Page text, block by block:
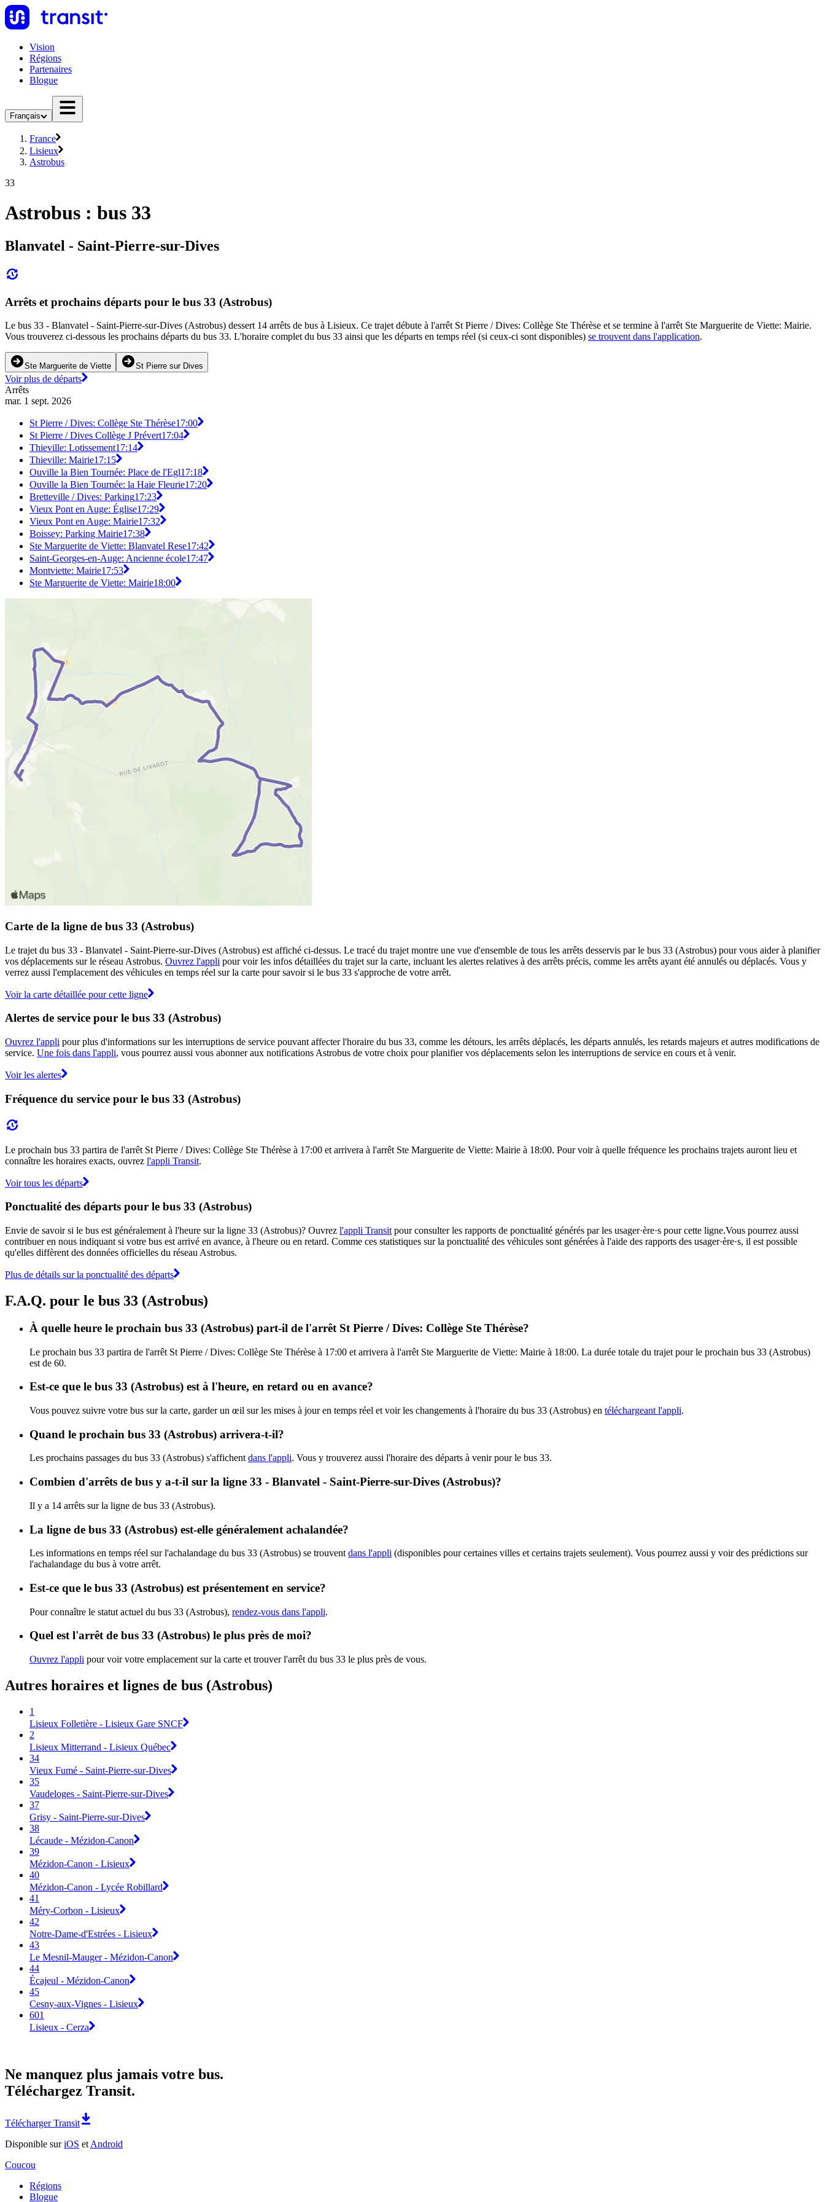
Vision
Régions
Partenaires
Blogue
Français
France
Lisieux
Astrobus
33
Astrobus : bus 33
Blanvatel - Saint-Pierre-sur-Dives
Arrêts et prochains départs pour le bus 33 (Astrobus)
Le bus 33 - Blanvatel - Saint-Pierre-sur-Dives (Astrobus) dessert 14 arrêts de bus à Lisieux. Ce trajet débute à l'arrêt St Pierre / Dives: Collège Ste Thérèse et se termine à l'arrêt Ste Marguerite de Viette: Mairie.
Vous trouverez ci-dessous les prochains départs du bus 33. L'horaire complet du bus 33 ainsi que les départs en temps réel (si ceux-ci sont disponibles) se trouvent dans l'application.
Ste Marguerite de Viette St Pierre sur Dives
Voir plus de départs
Arrêts
mar. 1 sept. 2026
St Pierre / Dives: Collège Ste Thérèse17:00
St Pierre / Dives Collège J Prévert17:04
Thieville: Lotissement17:14
Thieville: Mairie17:15
Ouville la Bien Tournée: Place de l'Egl17:18
Ouville la Bien Tournée: la Haie Fleurie17:20
Bretteville / Dives: Parking17:23
Vieux Pont en Auge: Église17:29
Vieux Pont en Auge: Mairie17:32
Boissey: Parking Mairie17:38
Ste Marguerite de Viette: Blanvatel Rese17:42
Saint-Georges-en-Auge: Ancienne école17:47
Montviette: Mairie17:53
Ste Marguerite de Viette: Mairie18:00
Carte de la ligne de bus 33 (Astrobus)
Le trajet du bus 33 - Blanvatel - Saint-Pierre-sur-Dives (Astrobus) est affiché ci-dessus. Le tracé du trajet montre une vue d'ensemble de tous les arrêts desservis par le bus 33 (Astrobus) pour vous aider à planifier
vos déplacements sur le réseau Astrobus. Ouvrez l'appli pour voir les infos détaillées du trajet sur la carte, incluant les alertes relatives à des arrêts précis, comme les arrêts ayant été annulés ou déplacés. Vous y
verrez aussi l'emplacement des véhicules en temps réel sur la carte pour savoir si le bus 33 s'approche de votre arrêt.
Voir la carte détaillée pour cette ligne
Alertes de service pour le bus 33 (Astrobus)
Ouvrez l'appli pour plus d'informations sur les interruptions de service pouvant affecter l'horaire du bus 33, comme les détours, les arrêts déplacés, les départs annulés, les retards majeurs et autres modifications de
service. Une fois dans l'appli, vous pourrez aussi vous abonner aux notifications Astrobus de votre choix pour planifier vos déplacements selon les interruptions de service en cours et à venir.
Voir les alertes
Fréquence du service pour le bus 33 (Astrobus)
Le prochain bus 33 partira de l'arrêt St Pierre / Dives: Collège Ste Thérèse à 17:00 et arrivera à l'arrêt Ste Marguerite de Viette: Mairie à 18:00. Pour voir à quelle fréquence les prochains trajets auront lieu et
connaître les horaires exacts, ouvrez l'appli Transit.
Voir tous les départs
Ponctualité des départs pour le bus 33 (Astrobus)
Envie de savoir si le bus est généralement à l'heure sur la ligne 33 (Astrobus)? Ouvrez l'appli Transit pour consulter les rapports de ponctualité générés par les usager·ère·s pour cette ligne.Vous pourrez aussi
contribuer en nous indiquant si votre bus est arrivé en avance, à l'heure ou en retard. Comme ces statistiques sur la ponctualité des véhicules sont générées à l'aide des rapports des usager·ère·s, il est possible
qu'elles diffèrent des données officielles du réseau Astrobus.
Plus de détails sur la ponctualité des départs
F.A.Q. pour le bus 33 (Astrobus)
À quelle heure le prochain bus 33 (Astrobus) part-il de l'arrêt St Pierre / Dives: Collège Ste Thérèse?
Le prochain bus 33 partira de l'arrêt St Pierre / Dives: Collège Ste Thérèse à 17:00 et arrivera à l'arrêt Ste Marguerite de Viette: Mairie à 18:00. La durée totale du trajet pour le prochain bus 33 (Astrobus)
est de 60.
Est-ce que le bus 33 (Astrobus) est à l'heure, en retard ou en avance?
Vous pouvez suivre votre bus sur la carte, garder un œil sur les mises à jour en temps réel et voir les changements à l'horaire du bus 33 (Astrobus) en téléchargeant l'appli.
Quand le prochain bus 33 (Astrobus) arrivera-t-il?
Les prochains passages du bus 33 (Astrobus) s'affichent dans l'appli. Vous y trouverez aussi l'horaire des départs à venir pour le bus 33.
Combien d'arrêts de bus y a-t-il sur la ligne 33 - Blanvatel - Saint-Pierre-sur-Dives (Astrobus)?
Il y a 14 arrêts sur la ligne de bus 33 (Astrobus).
La ligne de bus 33 (Astrobus) est-elle généralement achalandée?
Les informations en temps réel sur l'achalandage du bus 33 (Astrobus) se trouvent dans l'appli (disponibles pour certaines villes et certains trajets seulement). Vous pourrez aussi y voir des prédictions sur
l'achalandage du bus à votre arrêt.
Est-ce que le bus 33 (Astrobus) est présentement en service?
Pour connaître le statut actuel du bus 33 (Astrobus), rendez-vous dans l'appli.
Quel est l'arrêt de bus 33 (Astrobus) le plus près de moi?
Ouvrez l'appli pour voir votre emplacement sur la carte et trouver l'arrêt du bus 33 le plus près de vous.
Autres horaires et lignes de bus (Astrobus)
1
Lisieux Folletière - Lisieux Gare SNCF
2
Lisieux Mitterrand - Lisieux Québec
34
Vieux Fumé - Saint-Pierre-sur-Dives
35
Vaudeloges - Saint-Pierre-sur-Dives
37
Grisy - Saint-Pierre-sur-Dives
38
Lécaude - Mézidon-Canon
39
Mézidon-Canon - Lisieux
40
Mézidon-Canon - Lycée Robillard
41
Méry-Corbon - Lisieux
42
Notre-Dame-d'Estrées - Lisieux
43
Le Mesnil-Mauger - Mézidon-Canon
44
Écajeul - Mézidon-Canon
45
Cesny-aux-Vignes - Lisieux
601
Lisieux - Cerza
Ne manquez plus jamais votre bus.
Téléchargez Transit.
Télécharger Transit
Disponible suriOS et Android
Coucou
Régions
Blogue